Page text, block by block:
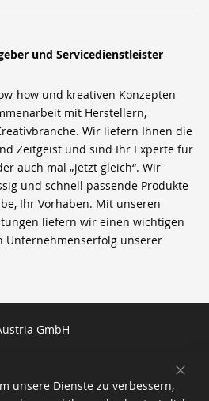
und Servicedienstleister
how und kreativen Konzepten
mit Herstellern,
Wir liefern Ihnen die
Zeitgeist und sind Ihr Experte für
auch mal „jetzt gleich“. Wir
und schnell passende Produkte
Ihr Vorhaben. Mit unseren
liefern wir einen wichtigen
Unternehmenserfolg unserer
GmbH
unsere Dienste zu verbessern,